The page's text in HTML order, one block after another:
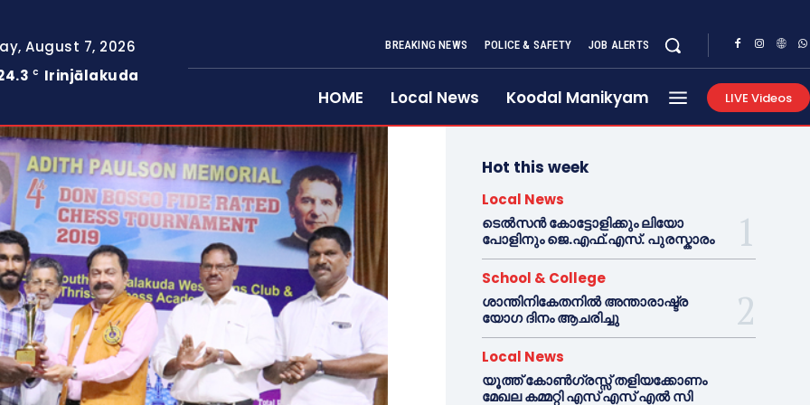
August 7, 2026
C Irinjālakuda
BREAKING NEWS POLICE & SAFETY JOB ALERTS
HOME Local News Koodal Manikyam LIVE Videos
Hot this week
Local News
ടെൽസൻ കോട്ടോളിക്കും ലിയോ
പോളിനും ജെ.എഫ്.എസ്. പുരസ്കാരം
School & College
ശാന്തിനികേതനിൽ അന്താരാഷ്ട്ര
യോഗ ദിനം ആചരിച്ചു
Local News
യൂത്ത് കോൺഗ്രസ്സ് തളിയക്കോണം
മേഖല കമ്മറ്റി എസ് എസ് എൽ സി